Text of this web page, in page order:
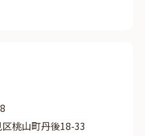
桃山町丹後18-33